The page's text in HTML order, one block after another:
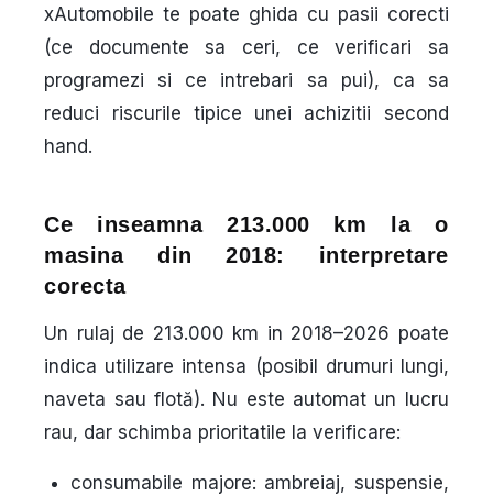
xAutomobile te poate ghida cu pasii corecti
(ce documente sa ceri, ce verificari sa
programezi si ce intrebari sa pui), ca sa
reduci riscurile tipice unei achizitii second
hand.
Ce inseamna 213.000 km la o
masina din 2018: interpretare
corecta
Un rulaj de 213.000 km in 2018–2026 poate
indica utilizare intensa (posibil drumuri lungi,
naveta sau flotă). Nu este automat un lucru
rau, dar schimba prioritatile la verificare:
consumabile majore: ambreiaj, suspensie,